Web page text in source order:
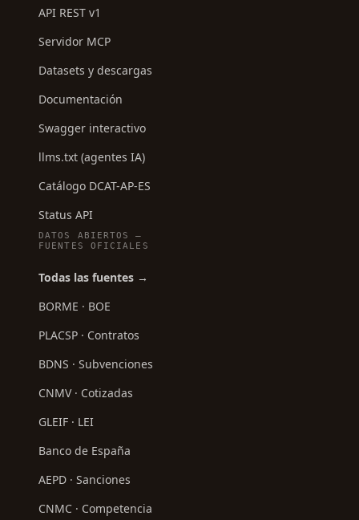
API REST v1
Servidor MCP
Datasets y descargas
Documentación
Swagger interactivo
llms.txt (agentes IA)
Catálogo DCAT-AP-ES
Status API
DATOS ABIERTOS —
FUENTES OFICIALES
Todas las fuentes →
BORME · BOE
PLACSP · Contratos
BDNS · Subvenciones
CNMV · Cotizadas
GLEIF · LEI
Banco de España
AEPD · Sanciones
CNMC · Competencia